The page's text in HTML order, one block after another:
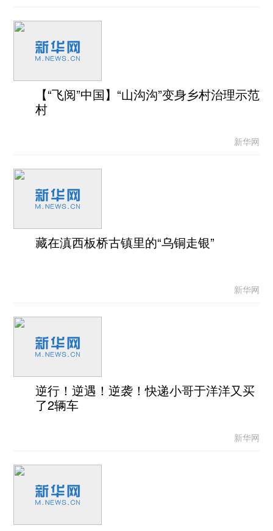
【“飞阅”中国】“山沟沟”变身乡村治理示范
村
新华网
藏在滇西板桥古镇里的“乌铜走银”
新华网
逆行！逆遇！逆袭！快递小哥于洋洋又买
了2辆车
新华网